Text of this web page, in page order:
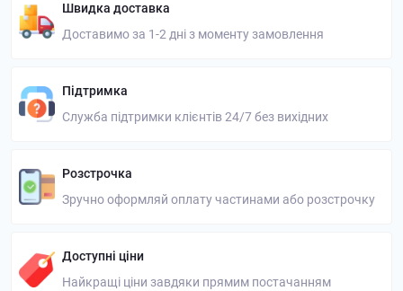
Швидка доставка
Доставимо за 1-2 дні з моменту замовлення
Підтримка
Служба підтримки клієнтів 24/7 без вихідних
Розстрочка
Зручно оформляй оплату частинами або розстрочку
Доступні ціни
Найкращі ціни завдяки прямим постачанням